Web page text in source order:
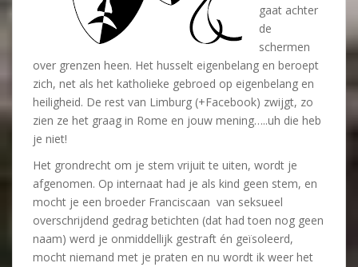
gaat achter
de
schermen
over grenzen heen. Het husselt eigenbelang en beroept
zich, net als het katholieke gebroed op eigenbelang en
heiligheid. De rest van Limburg (+Facebook) zwijgt, zo
zien ze het graag in Rome en jouw mening…..uh die heb
je niet!
Het grondrecht om je stem vrijuit te uiten, wordt je
afgenomen. Op internaat had je als kind geen stem, en
mocht je een broeder Franciscaan van seksueel
overschrijdend gedrag betichten (dat had toen nog geen
naam) werd je onmiddellijk gestraft én geïsoleerd,
mocht niemand met je praten en nu wordt ik weer het